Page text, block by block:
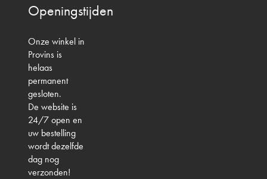
Openingstijden
Onze winkel in
Provins is
helaas
permanent
gesloten.
De website is
24/7 open en
uw bestelling
wordt dezelfde
dag nog
verzonden!